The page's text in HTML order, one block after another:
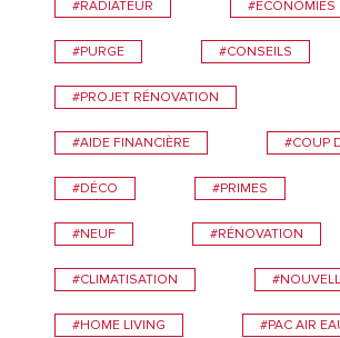
#RADIATEUR #ECONOMIES
#PURGE #CONSEILS
#PROJET RÉNOVATION
#AIDE FINANCIÈRE #COUP
#DÉCO #PRIMES
#NEUF #RÉNOVATION
#CLIMATISATION
#HOME LIVING #PAC AIR